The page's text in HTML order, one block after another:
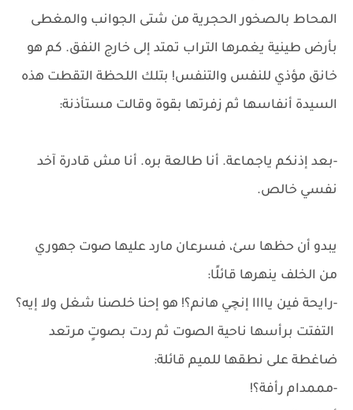
المحاط بالصخور الحجرية من شتى الجوانب والمغطى
بأرض طينية يغمرها التراب تمتد إلى خارج النفق. كم هو
خانق مؤذي للنفس والتنفس! بتلك اللحظة التقطت هذه
السيدة أنفاسها ثم زفرتها بقوة وقالت مستأذنة:
-بعد إذنكم ياجماعة. أنا طالعة بره. أنا مش قادرة آخد
نفسي خالص.
يبدو أن حظها سئ، فسرعان مارد عليها صوت جهوري
من الخلف ينهرها قائلًا:
-رايحة فين ياااا إنچي هانم؟! هو إحنا خلصنا شغل ولا إيه؟
التفتت برأسها ناحية الصوت ثم ردت بصوتٍ مرتعد
ضاغطة على نطقها للميم قائلة:
-مممدام رأفة؟!